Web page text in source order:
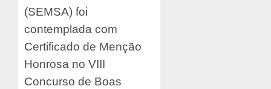
(SEMSA) foi
contemplada com
Certificado de Menção
Honrosa no VIII
Concurso de Boas